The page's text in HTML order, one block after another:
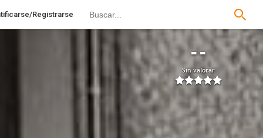
Registrarse
--
Sin valorar